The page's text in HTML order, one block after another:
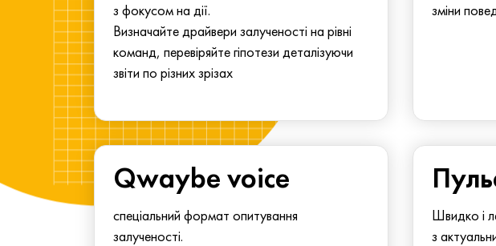
з фокусом на дії.
Визначайте драйвери залученості на рівні
команд, перевіряйте гіпотези деталізуючи
звіти по різних зрізах
зміни
Qwaybe voice
спеціальний формат опитування
залученості.
Швидко і
з